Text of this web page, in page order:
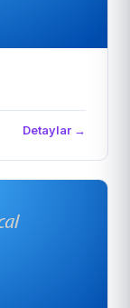
Detaylar →